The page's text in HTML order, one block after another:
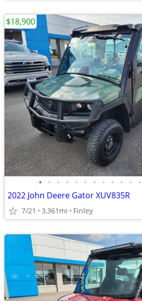
• • • • • • • • • • • •
2022 John Deere Gator XUV835R
7/21 3,361mi Finley
$18,900